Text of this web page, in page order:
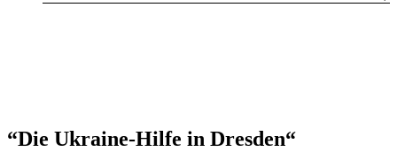
“Die Ukraine-Hilfe in Dresden“